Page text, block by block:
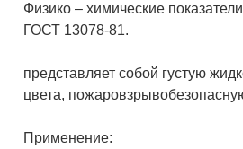
Физико – химические
ГОСТ 13078-81.
представляет собой густую
цвета,
Применение: